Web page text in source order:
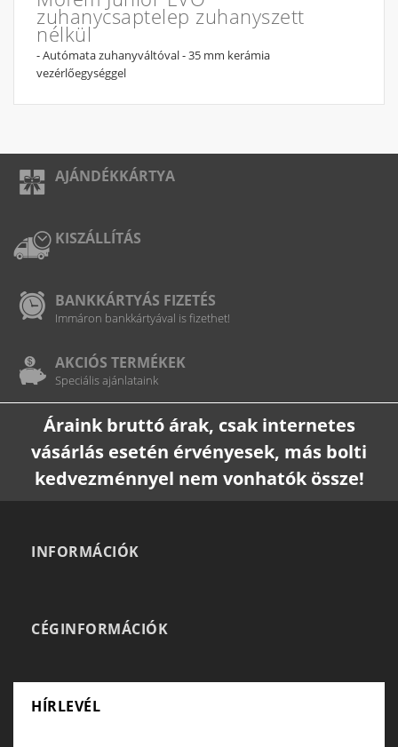
zuhanycsaptelep zuhanyszett
nélkül
- Autómata zuhanyváltóval - 35 mm kerámia
vezérlőegységgel
AJÁNDÉKKÁRTYA
KISZÁLLÍTÁS
BANKKÁRTYÁS FIZETÉS
Immáron bankkártyával is fizethet!
AKCIÓS TERMÉKEK
Speciális ajánlataink
Áraink bruttó árak, csak internetes
vásárlás esetén érvényesek, más bolti
kedvezménnyel nem vonhatók össze!
INFORMÁCIÓK
CÉGINFORMÁCIÓK
HÍRLEVÉL